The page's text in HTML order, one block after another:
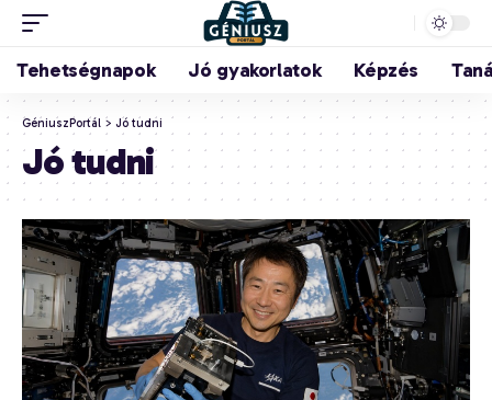
Tehetségnapok Jó gyakorlatok Képzés
GéniuszPortál > Jó tudni
Jó tudni